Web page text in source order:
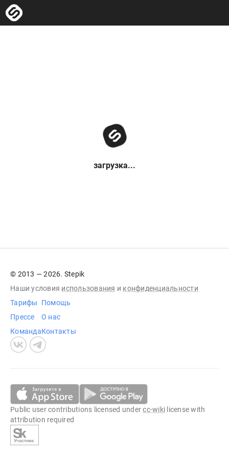
загрузка...
© 2013 — 2026. Stepik
Наши условия использования и конфиденциальности
Тарифы
Прессе
Команда
Помощь
О нас
Контакты
Public user contributions licensed undercc-wiki license with
attribution required